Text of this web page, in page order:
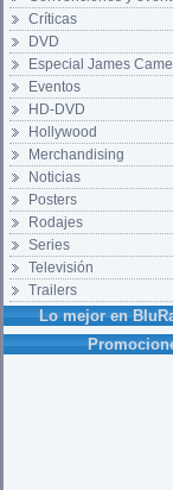
Críticas
DVD
Especial James
Eventos
HD-DVD
Hollywood
Merchandising
Noticias
Posters
Rodajes
Series
Televisión
Trailers
Lo mejor en